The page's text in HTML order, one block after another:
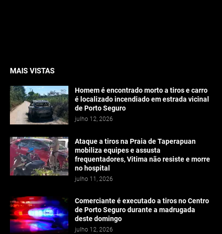
MAIS VISTAS
Homem é encontrado morto a tiros e carro
é localizado incendiado em estrada vicinal
de Porto Seguro
julho 12, 2026
Ataque a tiros na Praia de Taperapuan
mobiliza equipes e assusta
frequentadores, Vitima não resiste e morre
no hospital
julho 11, 2026
Comerciante é executado a tiros no Centro
de Porto Seguro durante a madrugada
deste domingo
julho 12, 2026